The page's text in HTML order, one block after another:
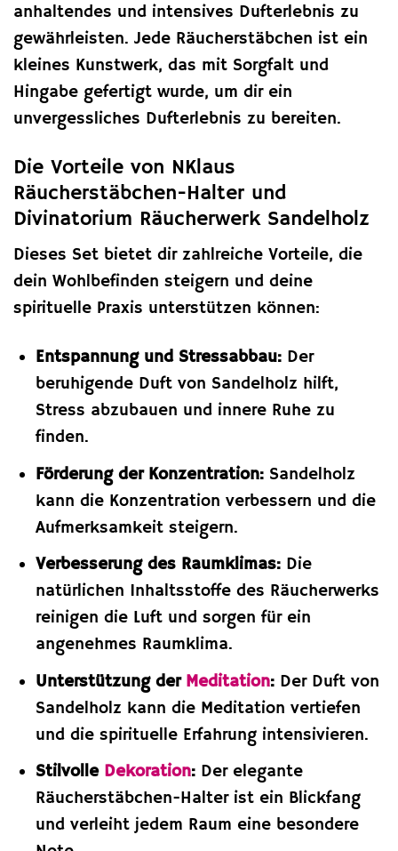
anhaltendes und intensives Dufterlebnis zu
gewährleisten. Jede Räucherstäbchen ist ein
kleines Kunstwerk, das mit Sorgfalt und
Hingabe gefertigt wurde, um dir ein
unvergessliches Dufterlebnis zu bereiten.
Die Vorteile von NKlaus
Räucherstäbchen-Halter und
Divinatorium Räucherwerk Sandelholz
Dieses Set bietet dir zahlreiche Vorteile, die
dein Wohlbefinden steigern und deine
spirituelle Praxis unterstützen können:
Entspannung und Stressabbau:Der
beruhigende Duft von Sandelholz hilft,
Stress abzubauen und innere Ruhe zu
finden.
Förderung der Konzentration:Sandelholz
kann die Konzentration verbessern und die
Aufmerksamkeit steigern.
Verbesserung des Raumklimas:Die
natürlichen Inhaltsstoffe des Räucherwerks
reinigen die Luft und sorgen für ein
angenehmes Raumklima.
Unterstützung der Meditation:Der Duft von
Sandelholz kann die Meditation vertiefen
und die spirituelle Erfahrung intensivieren.
Stilvolle Dekoration:Der elegante
Räucherstäbchen-Halter ist ein Blickfang
und verleiht jedem Raum eine besondere